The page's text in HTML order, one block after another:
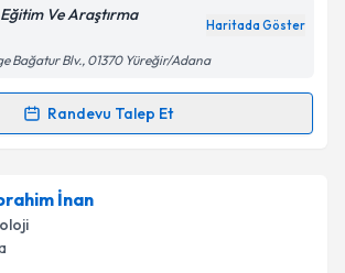
verilerimin işlenmesine ilişkin
okudum ve kişisel verilerimin belirtilen
işlenmesini kabul ediyorum.
Ve Araştırma
Haritada Göster
Bağatur Blv., 01370 Yüreğir/Adana
Randevu Talep Et
Takvimi Talebi
Karaca
bu uzmandan randevu almanız için bir
e-posta ile bilgilendireceğiz.
İnan